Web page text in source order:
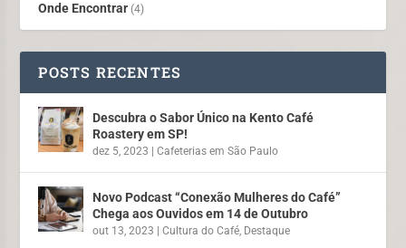
Onde Encontrar (4)
POSTS RECENTES
Descubra o Sabor Único na Kento Café
Roastery em SP!
dez 5, 2023 |Cafeterias em São Paulo
Novo Podcast “Conexão Mulheres do Café”
Chega aos Ouvidos em 14 de Outubro
out 13, 2023 |Cultura do Café, Destaque